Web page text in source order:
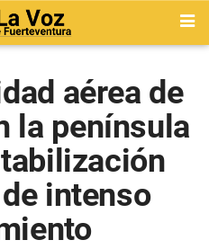
aérea de
la península
intenso